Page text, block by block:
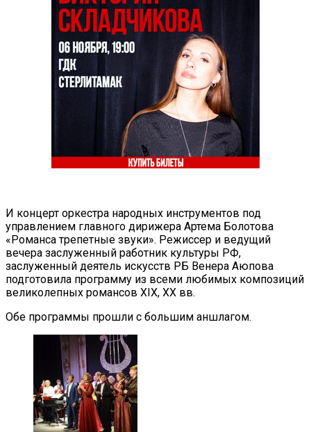
И концерт оркестра народных инструментов под
управлением главного дирижера Артема Болотова
«Романса трепетные звуки». Режиссер и ведущий
вечера заслуженный работник культуры РФ,
заслуженный деятель искусств РБ Венера Аюпова
подготовила программу из всеми любимых композиций
великолепных романсов XIX, XX вв.
Обе программы прошли с большим аншлагом.